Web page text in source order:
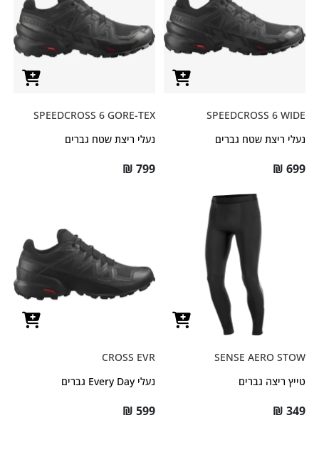
SPEEDCROSS 6 WIDE
נעלי ריצת שטח גברים
₪ 699
SPEEDCROSS 6 GORE-TEX
נעלי ריצת שטח גברים
₪ 799
SENSE AERO STOW
טייץ ריצה גברים
₪ 349
CROSS EVR
נעלי Every Day גברים
₪ 599